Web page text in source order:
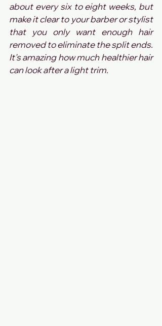
about every six to eight weeks, but
make it clear to your barber or stylist
that you only want enough hair
removed to eliminate the split ends.
It's amazing how much healthier hair
can look after a light trim.